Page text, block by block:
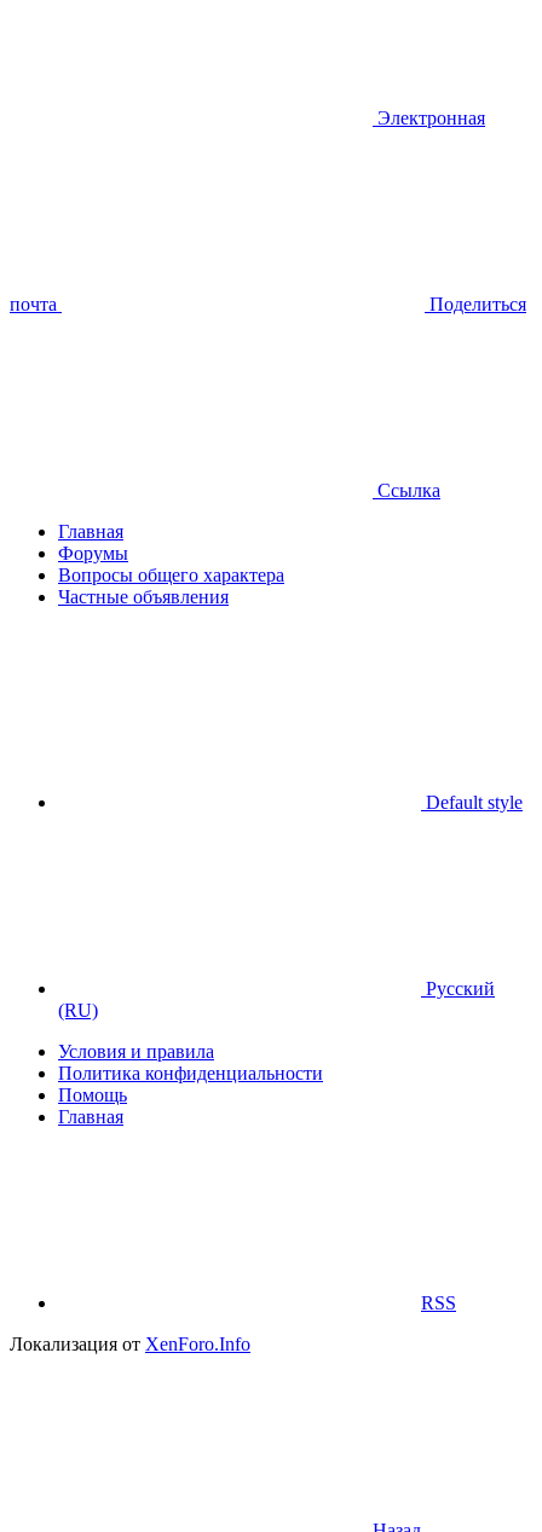
Электронная
почта Поделиться
Ссылка
Главная
Форумы
Вопросы общего характера
Частные объявления
Default style
Русский
(RU)
Условия и правила
Политика конфиденциальности
Помощь
Главная
RSS
Локализация от XenForo.Info